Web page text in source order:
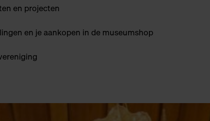
en projecten
en je aankopen in de museumshop